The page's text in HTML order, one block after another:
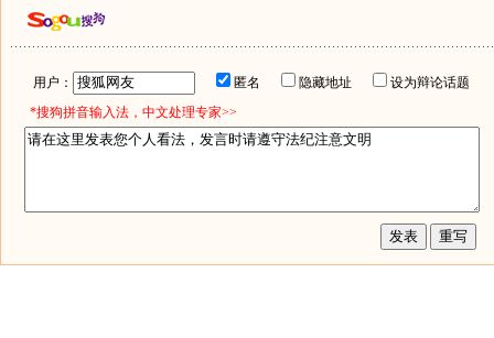
用户： 匿名 隐藏地址
设为辩论话题
*搜狗拼音输入法，中文处理专家>>